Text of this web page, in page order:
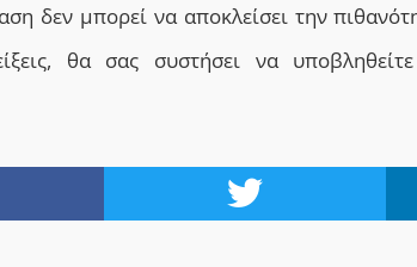
δεν μπορεί να αποκλείσει την
θα σας συστήσει να